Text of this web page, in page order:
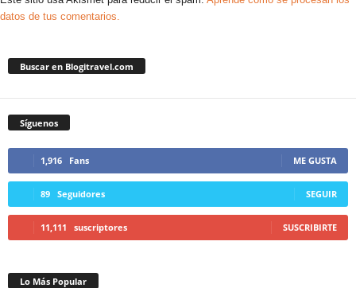
datos de tus comentarios.
Buscar en Blogitravel.com
Síguenos
1,916 Fans ME GUSTA
89 Seguidores SEGUIR
11,111 suscriptores SUSCRIBIRTE
Lo Más Popular